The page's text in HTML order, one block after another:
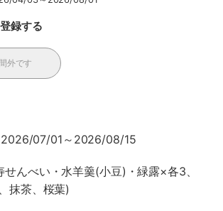
録する
外です
2026/07/01～2026/08/15
せんべい・水羊羹(小豆)・緑露×各3、
抹茶、桜葉)